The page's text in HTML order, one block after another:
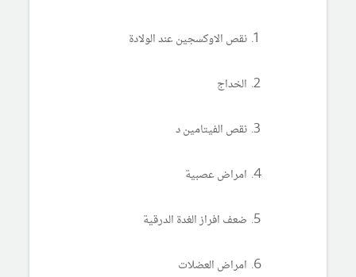
نقص الاوكسجين عند الولادة
الخداج
نقص الفيتامين د
امراض عصبية
ضعف افراز الغدة الدرقية
امراض العضلات